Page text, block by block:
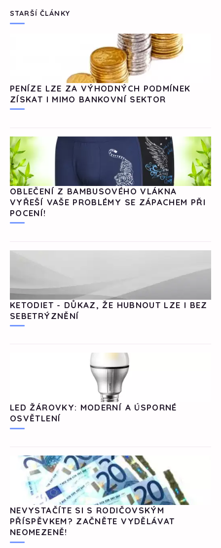
STARŠÍ ČLÁNKY
PENÍZE LZE ZA VÝHODNÝCH PODMÍNEK
ZÍSKAT I MIMO BANKOVNÍ SEKTOR
OBLEČENÍ Z BAMBUSOVÉHO VLÁKNA
VYŘEŠÍ VAŠE PROBLÉMY SE ZÁPACHEM PŘI
POCENÍ!
KETODIET - DŮKAZ, ŽE HUBNOUT LZE I BEZ
SEBETRÝZNĚNÍ
LED ŽÁROVKY: MODERNÍ A ÚSPORNÉ
OSVĚTLENÍ
NEVYSTAČÍTE SI S RODIČOVSKÝM
PŘÍSPĚVKEM? ZAČNĚTE VYDĚLÁVAT
NEOMEZENĚ!